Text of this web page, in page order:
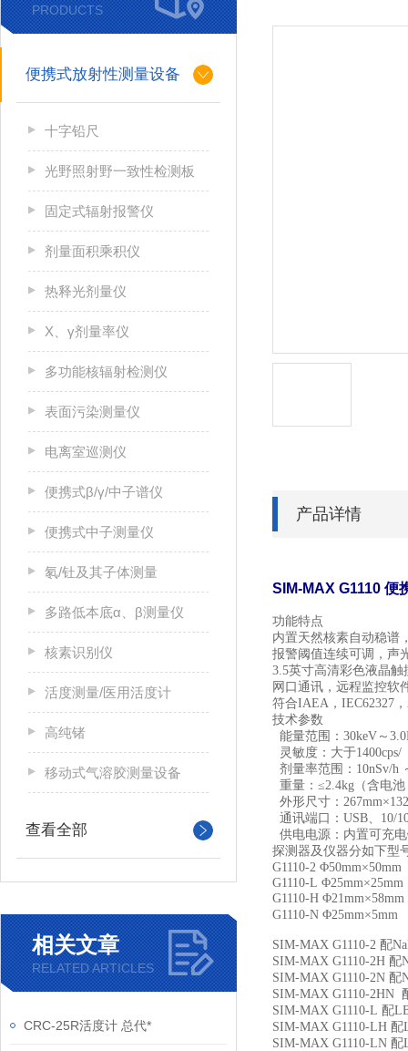
PRODUCTS
便携式放射性测量设备
十字铅尺
光野照射野一致性检测板
固定式辐射报警仪
剂量面积乘积仪
热释光剂量仪
X、γ剂量率仪
多功能核辐射检测仪
表面污染测量仪
电离室巡测仪
便携式β/γ/中子谱仪
便携式中子测量仪
氡/钍及其子体测量
多路低本底α、β测量仪
核素识别仪
活度测量/医用活度计
高纯锗
移动式气溶胶测量设备
查看全部
相关文章
RELATED ARTICLES
CRC-25R活度计 总代*
产品详情
SIM-MAX G1110 便
功能特点
内置天然核素自动稳谱
报警阈值连续可调，声
3.5英寸高清彩色液晶
网口通讯，远程监控软
符合IAEA，IEC62327
技术参数
能量范围：30keV～
灵敏度：大于1400cps/
剂量率范围：10nSv/h
重量：≤2.4kg（含电
外形尺寸：
通讯端口：USB、10/
供电电源：内置可充
探测器及仪器分如下型
G1110-2
G1110-L
G1110-H
G1110-N Φ25mm×5mm
SIM-MAX G1110-2 配
SIM-MAX G1110-2H 配
SIM-MAX G1110-2N 配
SIM-MAX G1110-2HN
SIM-MAX G1110-L 配
SIM-MAX G1110-LH 配
SIM-MAX G1110-LN 配